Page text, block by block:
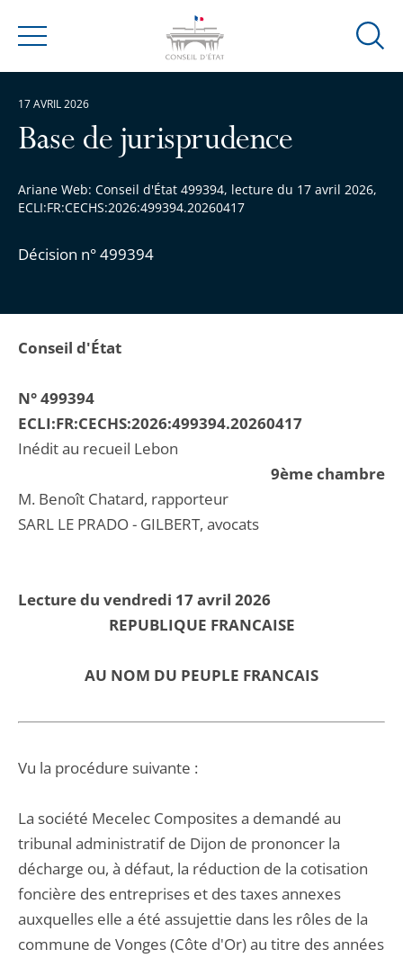
Menu
Ouvrir
Base de jurisprudence
Ariane Web: Conseil d'État 499394, lecture du 17 avril 2026,
ECLI:FR:CECHS:2026:499394.20260417
Décision n° 499394
17 AVRIL 2026
Conseil d'État
N° 499394
ECLI:FR:CECHS:2026:499394.20260417
Inédit au recueil Lebon
9ème chambre
M. Benoît Chatard, rapporteur
SARL LE PRADO - GILBERT, avocats
Lecture du vendredi 17 avril 2026
REPUBLIQUE FRANCAISE
AU NOM DU PEUPLE FRANCAIS
Vu la procédure suivante :
La société Mecelec Composites a demandé au
tribunal administratif de Dijon de prononcer la
décharge ou, à défaut, la réduction de la cotisation
foncière des entreprises et des taxes annexes
auxquelles elle a été assujettie dans les rôles de la
commune de Vonges (Côte d'Or) au titre des années